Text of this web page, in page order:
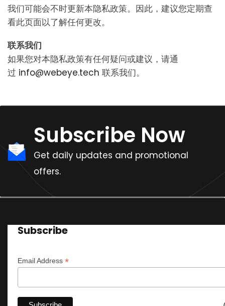
我们可能会不时更新本隐私政策。因此，建议您定期查
看此页面以了解任何更改。
联系我们
如果您对本隐私政策有任何疑问或建议，请通
过 info@webeye.tech 联系我们。
Subscribe Now
Get daily updates and promotional
offers.
Subscribe
Email Address *